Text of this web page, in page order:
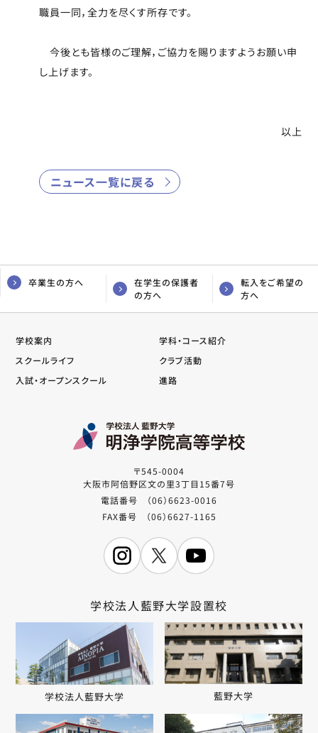
職員一同，全力を尽くす所存です。
今後とも皆様のご理解，ご協力を賜りますようお願い申
し上げます。
以上
ニュース一覧に戻る
卒業生の方へ
在学生の保護者
の方へ
転入をご希望の
方へ
〒545-0004
大阪市阿倍野区文の里3丁目15番7号
電話番号 （06）6623-0016
FAX番号 （06）6627-1165
学校法人藍野大学設置校
学校法人藍野大学 藍野大学
学校案内
学科・コース紹介
スクールライフ
クラブ活動
入試・オープンスクール
進路